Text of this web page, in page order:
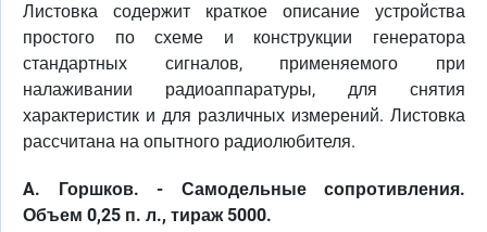
Листовка содержит краткое описание устройства
простого по схеме и конструкции генератора
стандартных сигналов, применяемого при
налаживании радиоаппаратуры, для снятия
характеристик и для различных измерений. Листовка
рассчитана на опытного радиолюбителя.
A. Горшков. - Самодельные сопротивления.
Объем 0,25 п. л., тираж 5000.